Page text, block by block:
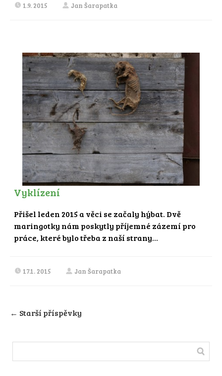
1.9. 2015 Jan Šarapatka
Vyklízení
Přišel leden 2015 a věci se začaly hýbat. Dvě
maringotky nám poskytly příjemné zázemí pro
práce, které bylo třeba z naší strany...
17.1. 2015 Jan Šarapatka
← Starší příspěvky